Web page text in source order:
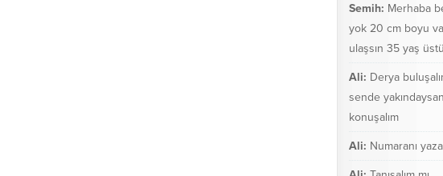
Semih: Merhaba
yok 20 cm boyu
ulaşsın 35 yaş
Ali: Derya
sende
konuşalım
Ali: Numaranı